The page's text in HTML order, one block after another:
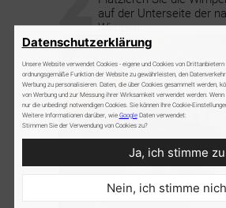
auf der Unterseite der
Wimpern
Datenschutzerklärung
Unsere Website verwendet Cookies - eigene und Cookies von
ordnungsgemäße Funktion der Website zu gewährleisten, den
Werbung zu personalisieren. Daten, die über Cookies gesammelt werden,
von Werbung und zur Messung ihrer Wirksamkeit verwendet werden.
nur die unbedingt notwendigen Cookies. Sie können Ihre Cookie-
Weitere Informationen darüber, wie GoogleDaten verwendet:
Stimmen Sie der Verwendung von Cookies zu?
Ja, ich stimme zu
Nein, ich stimme